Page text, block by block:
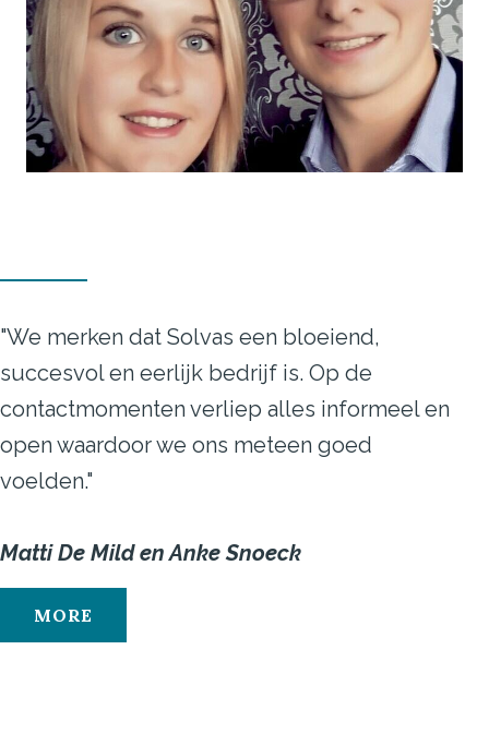
"We merken dat Solvas een bloeiend,
succesvol en eerlijk bedrijf is. Op de
contactmomenten verliep alles informeel en
open waardoor we ons meteen goed
voelden."
Matti De Mild en Anke Snoeck
MORE